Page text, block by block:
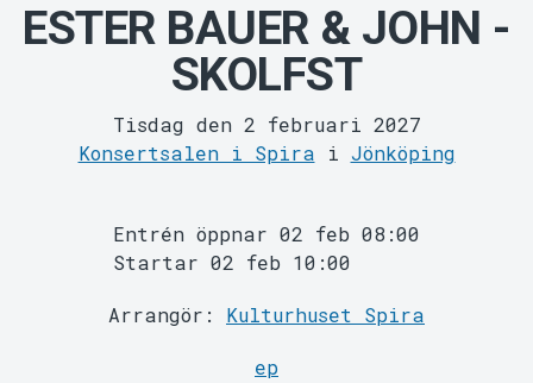
MyTickster
Support
ESTER BAUER & JOHN -
SKOLFST
Tisdag den 2 februari 2027
Konsertsalen i Spira i Jönköping
Entrén öppnar 02 feb 08:00
Startar 02 feb 10:00
Arrangör: Kulturhuset Spira
ep